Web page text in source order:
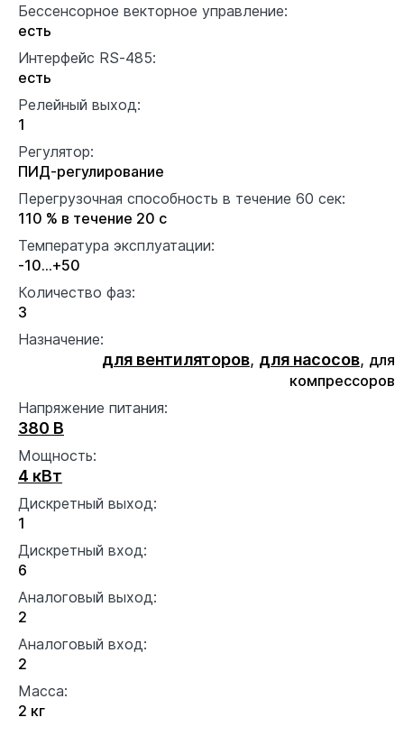
Бессенсорное векторное управление:
есть
Интерфейс RS-485:
есть
Релейный выход:
1
Регулятор:
ПИД-регулирование
Перегрузочная способность в течение 60 сек:
110 % в течение 20 с
Температура эксплуатации:
-10…+50
Количество фаз:
3
Назначение:
для вентиляторов, для насосов, для
компрессоров
Напряжение питания:
380 В
Мощность:
4 кВт
Дискретный выход:
1
Дискретный вход:
6
Аналоговый выход:
2
Аналоговый вход:
2
Масса:
2 кг